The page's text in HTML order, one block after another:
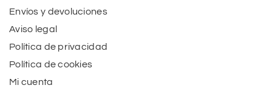
Envíos y devoluciones
Aviso legal
Política de privacidad
Política de cookies
Mi cuenta